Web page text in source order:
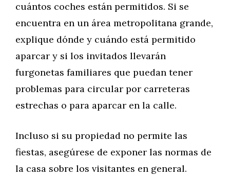
cuántos coches están permitidos. Si se
encuentra en un área metropolitana grande,
explique dónde y cuándo está permitido
aparcar y si los invitados llevarán
furgonetas familiares que puedan tener
problemas para circular por carreteras
estrechas o para aparcar en la calle.
Incluso si su propiedad no permite las
fiestas, asegúrese de exponer las normas de
la casa sobre los visitantes en general.